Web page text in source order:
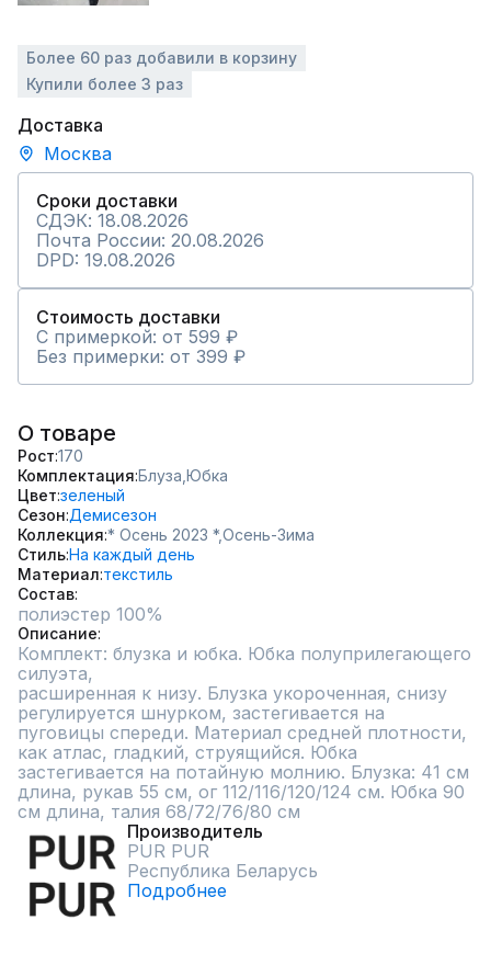
Более 60 раз добавили в корзину
Купили более 3 раз
Доставка
Москва
Сроки доставки
СДЭК: 18.08.2026
Почта России: 20.08.2026
DPD: 19.08.2026
Стоимость доставки
С примеркой: от 599 ₽
Без примерки: от 399 ₽
О товаре
Рост 170
Комплектация Блуза, Юбка
Цвет зеленый
Сезон Демисезон
Коллекция * Осень 2023 *,Осень-Зима
СтильНа каждый день
Материал текстиль
Состав
полиэстер 100%
Описание
Комплект: блузка и юбка. Юбка полуприлегающего
силуэта,
расширенная к низу. Блузка укороченная, снизу
регулируется шнурком, застегивается на
пуговицы спереди. Материал средней плотности,
как атлас, гладкий, струящийся. Юбка
застегивается на потайную молнию. Блузка: 41 см
длина, рукав 55 см, ог 112/116/120/124 см. Юбка 90
см длина, талия 68/72/76/80 см
Производитель
PUR PUR
Республика Беларусь
Подробнее